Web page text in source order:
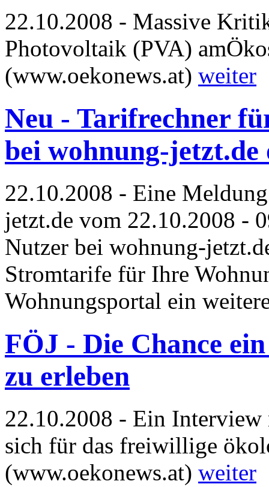
22.10.2008 - Massive
Photovoltaik (PVA)
(www.oekonews.at) weiter
Neu - Tarifrechner
bei wohnung-jetzt.de
22.10.2008 - Eine
jetzt.de vom 22.10.2008 -
Nutzer bei wohnung-
Stromtarife für Ihre
Wohnungsportal ein
FÖJ - Die Chance
zu erleben
22.10.2008 - Ein Interview
sich für das freiwillige
(www.oekonews.at) weiter